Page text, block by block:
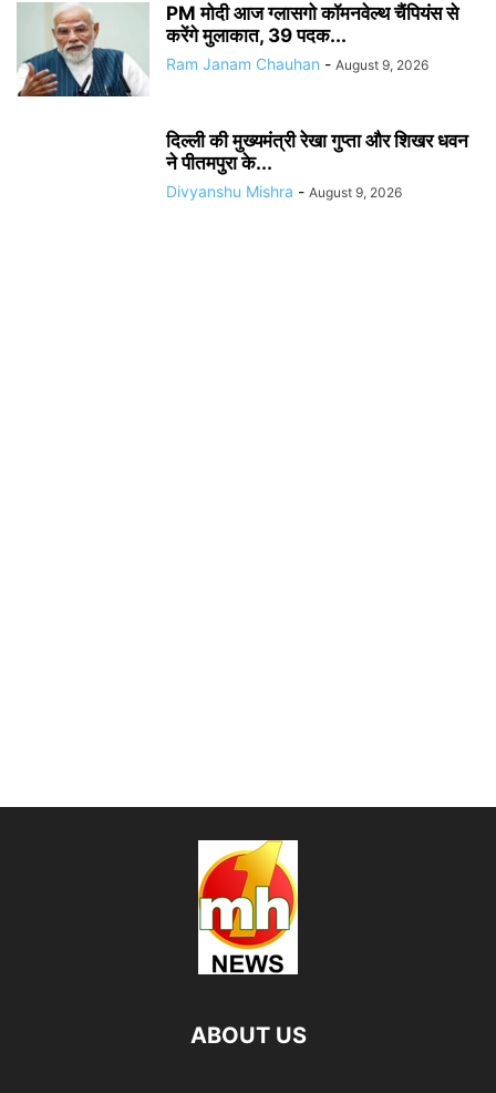
PM मोदी आज ग्लासगो कॉमनवेल्थ चैंपियंस से
करेंगे मुलाकात, 39 पदक...
Ram Janam Chauhan - August 9, 2026
दिल्ली की मुख्यमंत्री रेखा गुप्ता और शिखर धवन
ने पीतमपुरा के...
Divyanshu Mishra - August 9, 2026
ABOUT US